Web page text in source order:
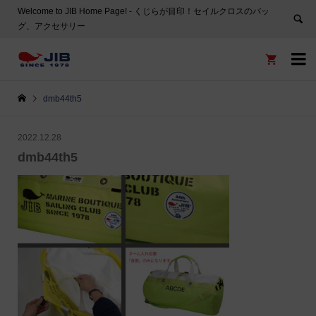
Welcome to JIB Home Page! ‐ くじらが目印！セイルクロスのバッ
グ、アクセサリー


dmb44th5
2022.12.28
dmb44th5